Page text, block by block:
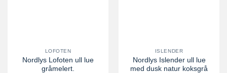
LOFOTEN
Nordlys Lofoten ull lue
gråmelert.
ISLENDER
Nordlys Islender ull lue
med dusk natur koksgrå